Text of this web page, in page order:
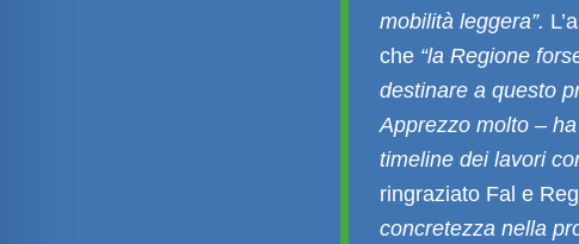
mobilità leggera”.
che “la Regione
destinare a questo
Apprezzo molto –
timeline dei lavori
ringraziato Fal e
concretezza nella